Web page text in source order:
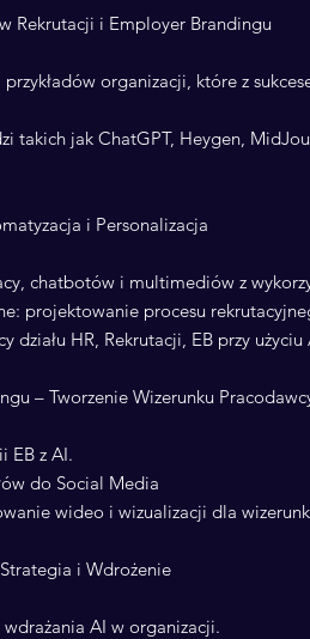
Rekrutacji i Employer Brandingu
organizacji, które z
takich jak ChatGPT, Heygen,
i Personalizacja
chatbotów i multimediów z
projektowanie procesu
działu HR, Rekrutacji, EB przy użyciu
– Tworzenie Wizerunku
EB z AI.
do Social Media
wideo i wizualizacji dla
i Wdrożenie
AI w organizacji.